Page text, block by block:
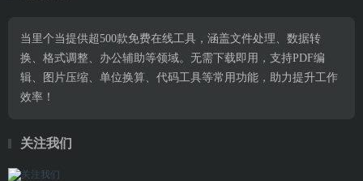
当里个当提供超500款免费在线工具，涵盖文件处理、数据转
换、格式调整、办公辅助等领域。无需下载即用，支持PDF编
辑、图片压缩、单位换算、代码工具等常用功能，助力提升工作
效率！
关注我们